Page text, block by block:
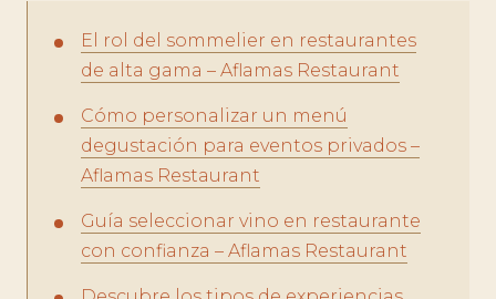
El rol del sommelier en restaurantes
de alta gama – Aflamas Restaurant
Cómo personalizar un menú
degustación para eventos privados –
Aflamas Restaurant
Guía seleccionar vino en restaurante
con confianza – Aflamas Restaurant